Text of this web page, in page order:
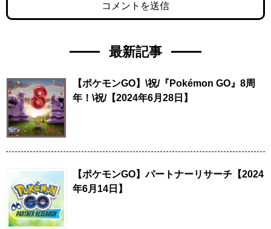
最新記事
【ポケモンGO】\祝/『Pokémon GO』8周
年！\祝/【2024年6月28日】
【ポケモンGO】パートナーリサーチ【2024
年6月14日】